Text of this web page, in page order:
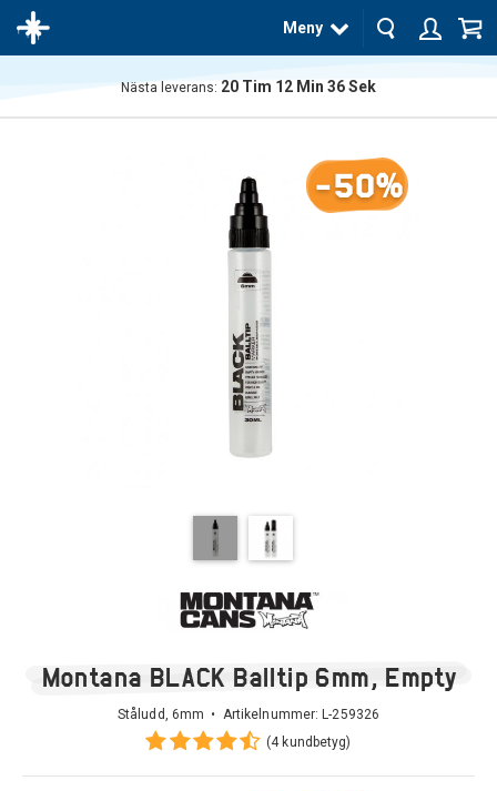
Meny
Nästa leverans: 20 Tim 12 Min 36Sek
-50%
Montana BLACK Balltip 6mm, Empty
Ståludd, 6mm • Artikelnummer: L-259326
(4 kundbetyg)